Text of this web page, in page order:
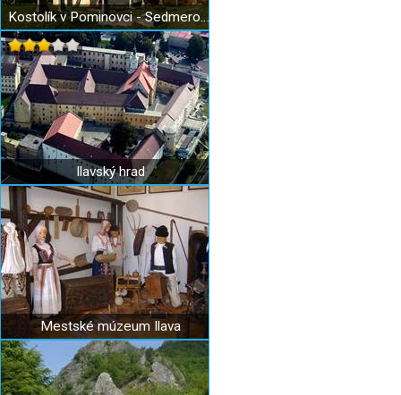
Kostolík v Pominovci - Sedmerovci
Ilavský hrad
Mestské múzeum Ilava